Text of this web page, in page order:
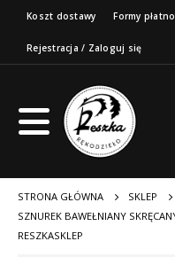
Koszt dostawy Formy
Rejestracja / Zaloguj się
STRONA GŁÓWNA SKLEP
SZNUREK BAWEŁNIANY
RESZKASKLEP